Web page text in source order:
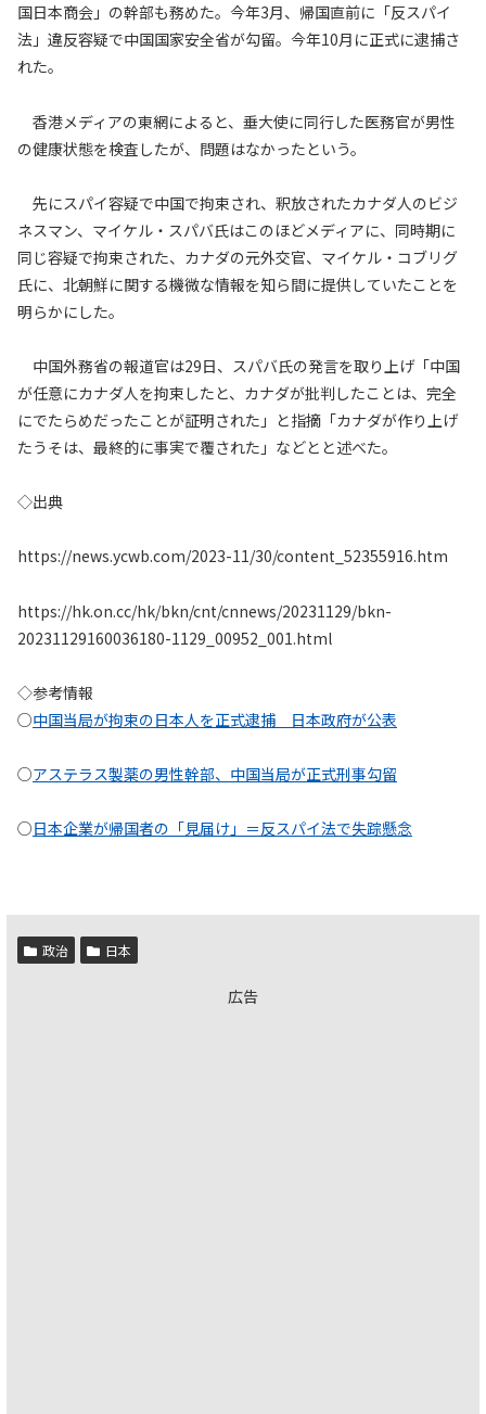
国日本商会」の幹部も務めた。今年3月、帰国直前に「反スパイ
法」違反容疑で中国国家安全省が勾留。今年10月に正式に逮捕さ
れた。
香港メディアの東網によると、垂大使に同行した医務官が男性
の健康状態を検査したが、問題はなかったという。
先にスパイ容疑で中国で拘束され、釈放されたカナダ人のビジ
ネスマン、マイケル・スパバ氏はこのほどメディアに、同時期に
同じ容疑で拘束された、カナダの元外交官、マイケル・コブリグ
氏に、北朝鮮に関する機微な情報を知ら間に提供していたことを
明らかにした。
中国外務省の報道官は29日、スパバ氏の発言を取り上げ「中国
が任意にカナダ人を拘束したと、カナダが批判したことは、完全
にでたらめだったことが証明された」と指摘「カナダが作り上げ
たうそは、最終的に事実で覆された」などとと述べた。
◇出典
https://news.ycwb.com/2023-11/30/content_52355916.htm
https://hk.on.cc/hk/bkn/cnt/cnnews/20231129/bkn-
20231129160036180-1129_00952_001.html
◇参考情報
○中国当局が拘束の日本人を正式逮捕 日本政府が公表
○アステラス製薬の男性幹部、中国当局が正式刑事勾留
○日本企業が帰国者の「見届け」＝反スパイ法で失踪懸念
政治 日本
広告